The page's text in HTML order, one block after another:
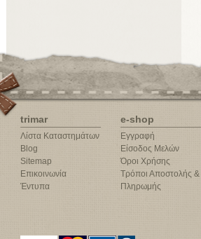
trimar
Λίστα Καταστημάτων
Blog
Sitemap
Επικοινωνία
Έντυπα
e-shop
Εγγραφή
Είσοδος Μελών
Όροι Χρήσης
Τρόποι Αποστολής &
Πληρωμής